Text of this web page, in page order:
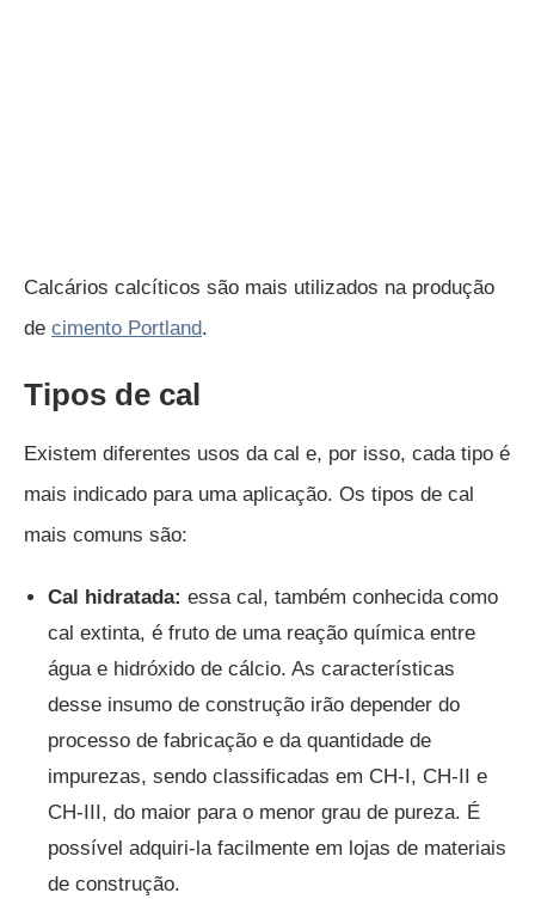
Calcários calcíticos são mais utilizados na produção
de cimento Portland.
Tipos de cal
Existem diferentes usos da cal e, por isso, cada tipo é
mais indicado para uma aplicação. Os tipos de cal
mais comuns são:
Cal hidratada: essa cal, também conhecida como
cal extinta, é fruto de uma reação química entre
água e hidróxido de cálcio. As características
desse insumo de construção irão depender do
processo de fabricação e da quantidade de
impurezas, sendo classificadas em CH-I, CH-II e
CH-III, do maior para o menor grau de pureza. É
possível adquiri-la facilmente em lojas de materiais
de construção.